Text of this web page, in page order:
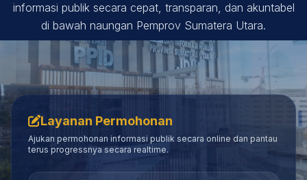
informasi publik secara cepat, transparan, dan akuntabel
di bawah naungan Pemprov Sumatera Utara.
Layanan Permohonan
Ajukan permohonan informasi publik secara online dan pantau
terus progressnya secara realtime.